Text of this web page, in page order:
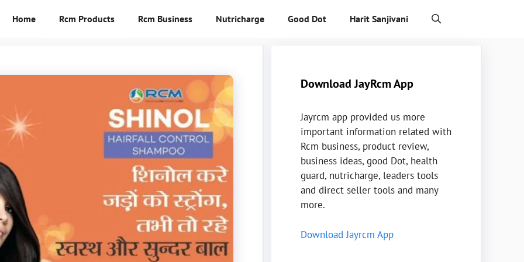
Home Rcm Products Rcm Business Nutricharge Good Dot Harit Sanjivani
Download JayRcm App
Jayrcm app provided us more
important information related with
Rcm business, product review,
business ideas, good Dot, health
guard, nutricharge, leaders tools
and direct seller tools and many
more.
Download Jayrcm App